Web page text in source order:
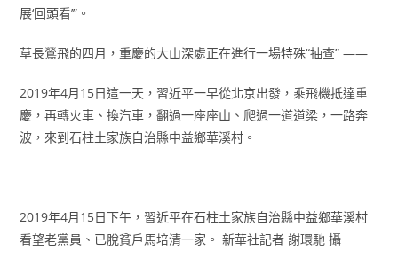
展‘回頭看’”。
草長鶯飛的四月，重慶的大山深處正在進行一場特殊“抽查” ——
2019年4月15日這一天，習近平一早從北京出發，乘飛機抵達重
慶，再轉火車、換汽車，翻過一座座山、爬過一道道梁，一路奔
波，來到石柱土家族自治縣中益鄉華溪村。
2019年4月15日下午，習近平在石柱土家族自治縣中益鄉華溪村
看望老黨員、已脫貧戶馬培清一家。 新華社記者 謝環馳 攝